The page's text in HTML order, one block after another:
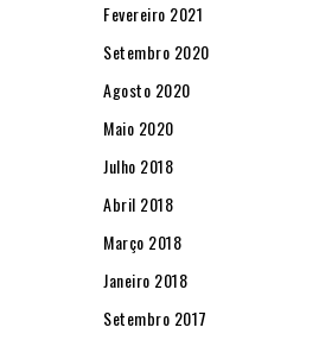
Fevereiro 2021
Setembro 2020
Agosto 2020
Maio 2020
Julho 2018
Abril 2018
Março 2018
Janeiro 2018
Setembro 2017